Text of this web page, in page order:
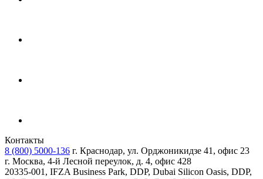
Контакты
8 (800) 5000-136 г. Краснодар, ул. Орджоникидзе 41, офис 23
г. Москва, 4-й Лесной переулок, д. 4, офис 428
20335-001, IFZA Business Park, DDP, Dubai Silicon Oasis, DDP,